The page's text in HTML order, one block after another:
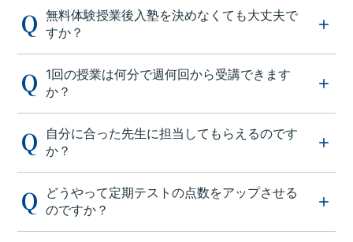
無料体験授業後入塾を決めなくても大丈夫で
すか？
1回の授業は何分で週何回から受講できます
か？
自分に合った先生に担当してもらえるのです
か？
どうやって定期テストの点数をアップさせる
のですか？